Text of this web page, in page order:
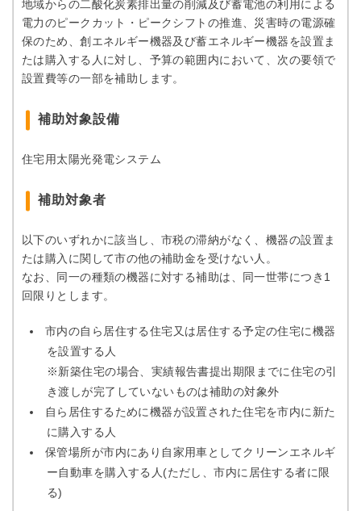
地域からの二酸化炭素排出量の削減及び蓄電池の利用による
電力のピークカット・ピークシフトの推進、災害時の電源確
保のため、創エネルギー機器及び蓄エネルギー機器を設置ま
たは購入する人に対し、予算の範囲内において、次の要領で
設置費等の一部を補助します。
補助対象設備
住宅用太陽光発電システム
補助対象者
以下のいずれかに該当し、市税の滞納がなく、機器の設置ま
たは購入に関して市の他の補助金を受けない人。
なお、同一の種類の機器に対する補助は、同一世帯につき1
回限りとします。
市内の自ら居住する住宅又は居住する予定の住宅に機器
を設置する人
※新築住宅の場合、実績報告書提出期限までに住宅の引
き渡しが完了していないものは補助の対象外
自ら居住するために機器が設置された住宅を市内に新た
に購入する人
保管場所が市内にあり自家用車としてクリーンエネルギ
ー自動車を購入する人(ただし、市内に居住する者に限
る)